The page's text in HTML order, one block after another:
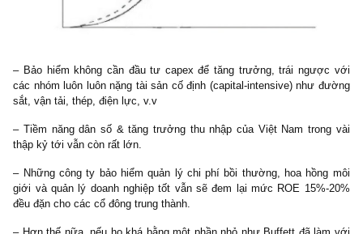
mục đầu tư cổ phiếu của công ty bảo hiểm và giá cổ phiếu của
công ty bảo hiểm đó.
tăng 300-400 điểm cơ bản, các công ty bảo hiểm chỉ được tăng
đâu đó vài chục tỷ đến vài trăm tỷ lợi nhuận đột biến một lần do
mục tiền gửi, song thiệt hại về doanh thu thuần – lợi nhuận
hiểm để tạo “float” lại cực kỳ lớn. Qua đó kỳ vọng của nhà
ngành bảo hiểm rằng lãi suất tăng sẽ giúp họ hưởng lợi
Dù vậy, là một người đam mê các ngành nghề liên quan lĩnh
chính và theo dõi nhóm này suốt thập kỷ qua, chúng tôi vẫn
bảo hiểm là một ngành hấp dẫn, bởi vì: